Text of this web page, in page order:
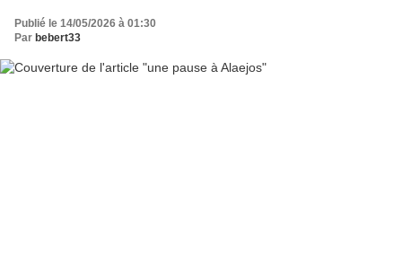
Publié le 14/05/2026 à 01:30
Par bebert33